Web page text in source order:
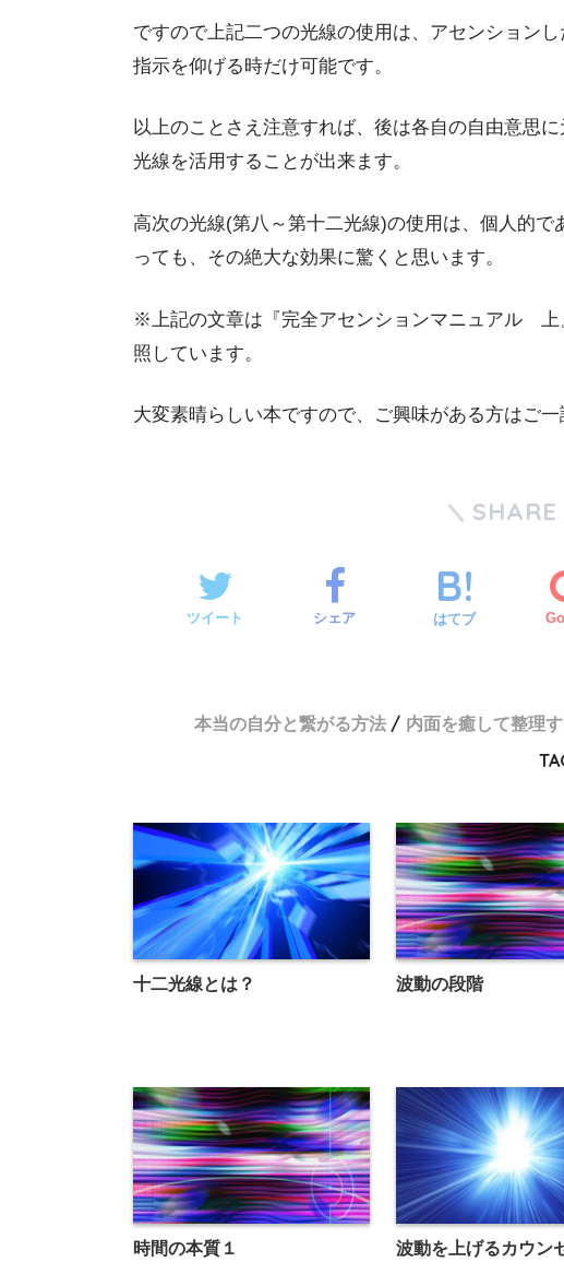
ですので上記二つの光線の使用は、アセンション
指示を仰げる時だけ可能です。
以上のことさえ注意すれば、後は各自の自由意思
光線を活用することが出来ます。
高次の光線(第八～第十二光線)の使用は、個人的
っても、その絶大な効果に驚くと思います。
※上記の文章は『完全アセンションマニュアル
照しています。
大変素晴らしい本ですので、ご興味がある方はご一
SHARE
ツイート シェア はてブ
本当の自分と繋がる方法
内面を癒して整理
十二光線とは？ 波動の段階
時間の本質１ 波動を上げるカウン